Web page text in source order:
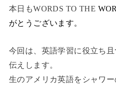
本日もWORDS TO THE
がとうございます。
今回は、英語学習に役立ち
伝えします。
生のアメリカ英語をシャワ